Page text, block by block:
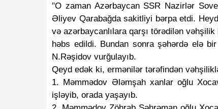
"O zaman Azərbaycan SSR Nazirlər
Əliyev Qarabağda sakitliyi bərpa etdi.
və azərbaycanlılara qarşı törədilən
həbs edildi. Bundan sonra şəhərdə elə
N.Rəşidov vurğulayıb.
Qeyd edək ki, ermənilər tərəfindən
1. Məmmədov Ələmşah xanlar oğlu
işləyib, orada yaşayıb.
məlumatlarınızı heç kimlə "Azərbaycan